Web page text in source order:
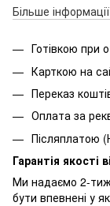
Більше
Готівкою при
Карткою на
Переказ
Оплата за
Післяплатою
Гарантія якості
Ми надаємо 2-
бути впевнені у